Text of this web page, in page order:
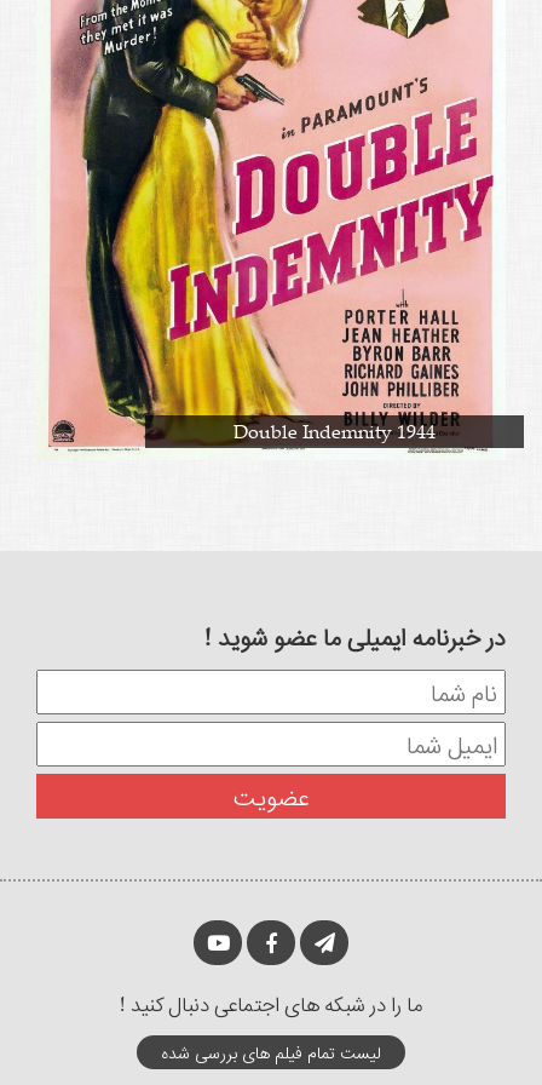
Double Indemnity 1944
در خبرنامه ایمیلی ما عضو شوید !
ما را در شبکه های اجتماعی دنبال کنید !
لیست تمام فیلم های بررسی شده